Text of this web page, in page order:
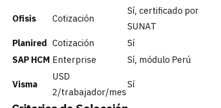
Ofisis Cotización
Sí, certificado por
SUNAT
Planired Cotización
Sí
SAP HCM Enterprise Sí, módulo Perú
Visma
USD
2/trabajador/mes
Sí